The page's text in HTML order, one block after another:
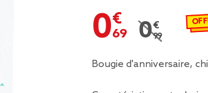
0,69 €
Prix
0,99 €
Bougie d'anniversaire,